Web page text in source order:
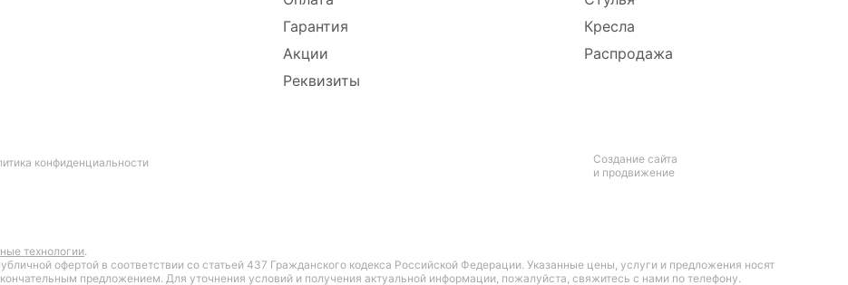
Гарантия
Акции
Реквизиты
Кресла
Распродажа
конфиденциальности
Создание сайта
и продвижение
технологии.
офертой в соответствии со статьей 437 Гражданского кодекса Российской Федерации. Указанные цены, услуги и предложения носят
предложением. Для уточнения условий и получения актуальной информации, пожалуйста, свяжитесь с нами по телефону.